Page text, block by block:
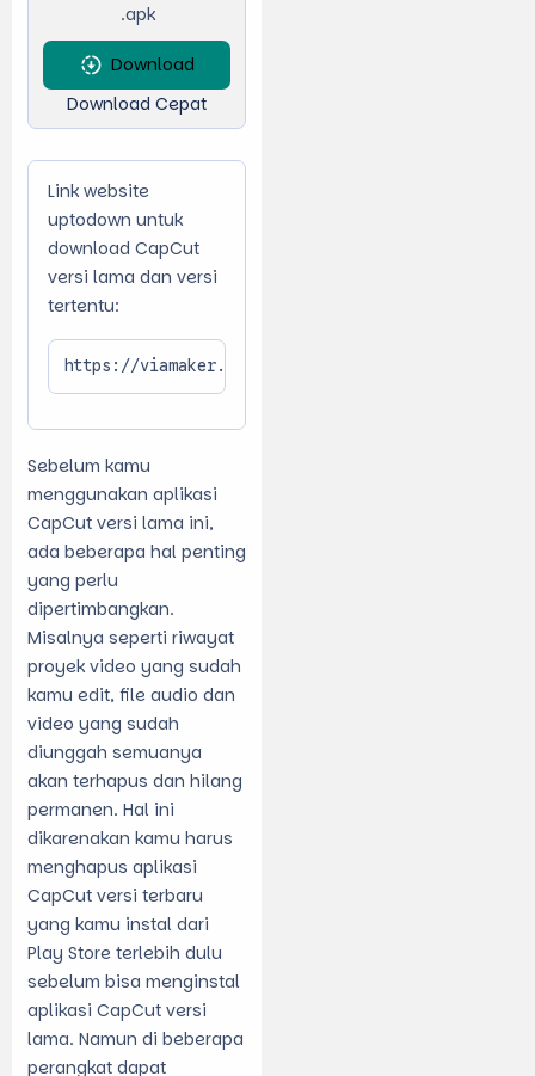
.apk
Download
Download Cepat
Link website
uptodown untuk
download CapCut
versi lama dan versi
tertentu:
https://viamaker.id.uptodown.com/android/dw/
Sebelum kamu
menggunakan aplikasi
CapCut versi lama ini,
ada beberapa hal penting
yang perlu
dipertimbangkan.
Misalnya seperti riwayat
proyek video yang sudah
kamu edit, file audio dan
video yang sudah
diunggah semuanya
akan terhapus dan hilang
permanen. Hal ini
dikarenakan kamu harus
menghapus aplikasi
CapCut versi terbaru
yang kamu instal dari
Play Store terlebih dulu
sebelum bisa menginstal
aplikasi CapCut versi
lama. Namun di beberapa
perangkat dapat